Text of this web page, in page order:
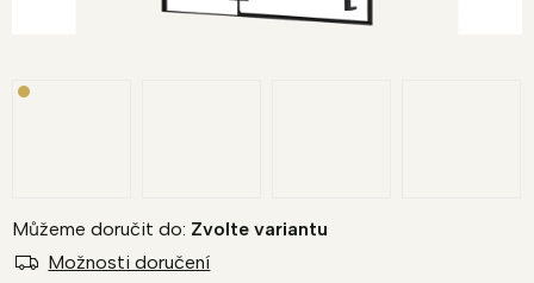
Můžeme doručit do: Zvolte variantu
Možnosti doručení